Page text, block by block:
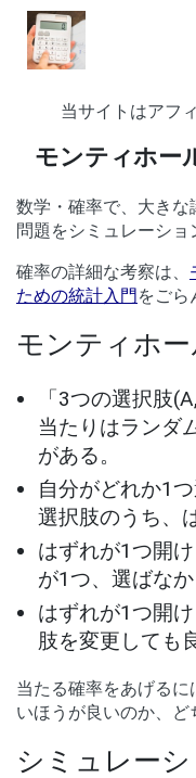
当サイトはアフ
モンティホー
数学・確率で、大き
問題をシミュレーショ
確率の詳細な考察は、
ための統計入門をごら
モンティホ
「3つの選択肢
当たりはランダ
がある。
自分がどれか1
選択肢のうち、
はずれが1つ開
が1つ、選ばな
はずれが1つ開
肢を変更しても
当たる確率をあげる
いほうが良いのか、ど
シミュレー